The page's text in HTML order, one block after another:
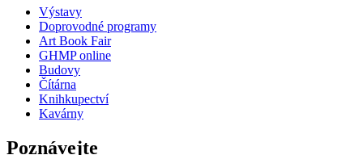
Výstavy
Doprovodné programy
Art Book Fair
GHMP online
Budovy
Čítárna
Knihkupectví
Kavárny
Poznávejte